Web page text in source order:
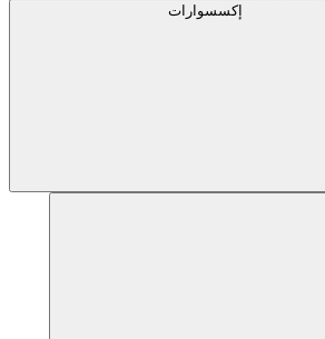
إكسسوارات